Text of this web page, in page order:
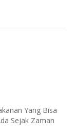
Yang Bisa
Sejak Zaman